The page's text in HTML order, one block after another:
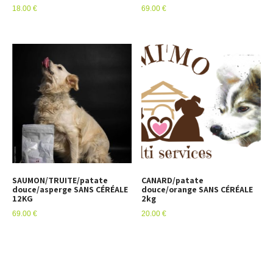
18.00 € 69.00€
SAUMON/TRUITE/patate
douce/asperge SANS CÉRÉALE
12KG
69.00 €
CANARD/patate
douce/orange SANS CÉRÉALE
2kg
20.00€